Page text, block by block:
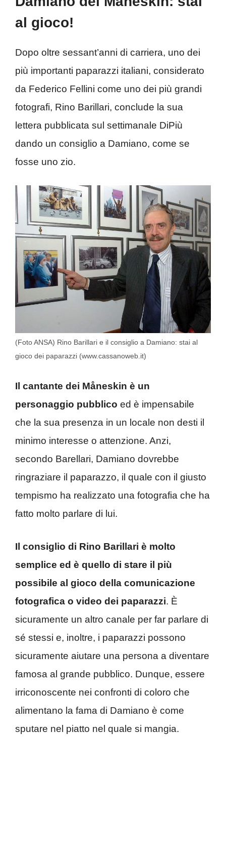
al gioco!
Dopo oltre sessant’anni di carriera, uno dei
più importanti paparazzi italiani, considerato
da Federico Fellini come uno dei più grandi
fotografi, Rino Barillari, conclude la sua
lettera pubblicata sul settimanale DiPiù
dando un consiglio a Damiano, come se
fosse uno zio.
(Foto ANSA) Rino Barillari e il consiglio a Damiano: stai al
gioco dei paparazzi (www.cassanoweb.it)
Il cantante dei Måneskin è un
personaggio pubblico ed è impensabile
che la sua presenza in un locale non desti il
minimo interesse o attenzione. Anzi,
secondo Barellari, Damiano dovrebbe
ringraziare il paparazzo, il quale con il giusto
tempismo ha realizzato una fotografia che ha
fatto molto parlare di lui.
Il consiglio di Rino Barillari è molto
semplice ed è quello di stare il più
possibile al gioco della comunicazione
fotografica o video dei paparazzi. È
sicuramente un altro canale per far parlare di
sé stessi e, inoltre, i paparazzi possono
sicuramente aiutare una persona a diventare
famosa al grande pubblico. Dunque, essere
irriconoscente nei confronti di coloro che
alimentano la fama di Damiano è come
sputare nel piatto nel quale si mangia.